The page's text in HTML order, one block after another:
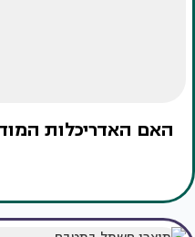
האם האדריכלות